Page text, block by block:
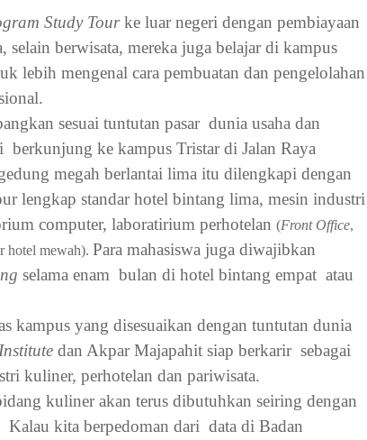
Study Tourke luar negeri dengan pembiayaan
berwisata, mereka juga belajar di kampus
lebih mengenal cara pembuatan dan pengelolahan
sesuai tuntutan pasar dunia usaha dan
berkunjung ke kampus Tristar di Jalan Raya
megah berlantai lima itu dilengkapi dengan
lengkap standar hotel bintang lima, mesin industri
computer, laboratirium perhotelan (Front Office,
hotel mewah). Para mahasiswa juga diwajibkan
selama enam bulan di hotel bintang empat atau
kampus yang disesuaikan dengan tuntutan dunia
dan Akpar Majapahit siap berkarir sebagai
kuliner, perhotelan dan pariwisata.
kuliner akan terus dibutuhkan seiring dengan
Kalau kita berpedoman dari data di Badan